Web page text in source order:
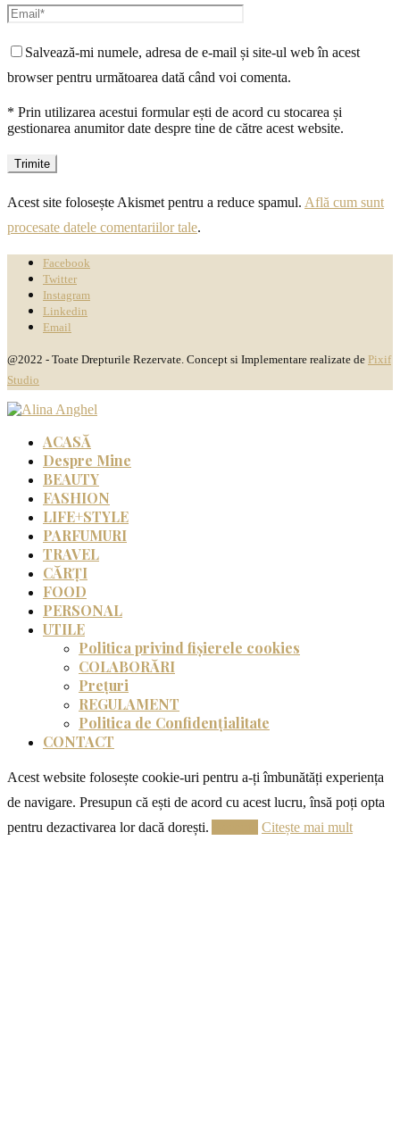
Salvează-mi numele, adresa de e-mail și site-ul web în acest
browser pentru următoarea dată când voi comenta.
* Prin utilizarea acestui formular ești de acord cu stocarea și
gestionarea anumitor date despre tine de către acest website.
Acest site folosește Akismet pentru a reduce spamul. Află cum sunt
procesate datele comentariilor tale.
Facebook
Twitter
Instagram
Linkedin
Email
@2022 - Toate Drepturile Rezervate. Concept si Implementare realizate de Pixif
Studio
ACASĂ
Despre Mine
BEAUTY
FASHION
LIFE+STYLE
PARFUMURI
TRAVEL
CĂRȚI
FOOD
PERSONAL
UTILE
Politica privind fișierele cookies
COLABORĂRI
Prețuri
REGULAMENT
Politica de Confidențialitate
CONTACT
Acest website folosește cookie-uri pentru a-ți îmbunătăți experiența
de navigare. Presupun că ești de acord cu acest lucru, însă poți opta
pentru dezactivarea lor dacă dorești.
Citește mai mult